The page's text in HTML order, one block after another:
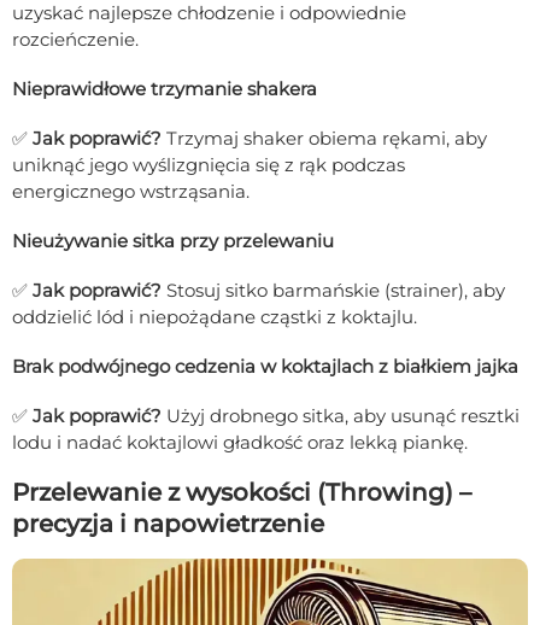
uzyskać najlepsze chłodzenie i odpowiednie
rozcieńczenie.
Nieprawidłowe trzymanie shakera
✅ Jak poprawić? Trzymaj shaker obiema rękami, aby
uniknąć jego wyślizgnięcia się z rąk podczas
energicznego wstrząsania.
Nieużywanie sitka przy przelewaniu
✅ Jak poprawić? Stosuj sitko barmańskie (strainer), aby
oddzielić lód i niepożądane cząstki z koktajlu.
Brak podwójnego cedzenia w koktajlach z białkiem jajka
✅ Jak poprawić? Użyj drobnego sitka, aby usunąć resztki
lodu i nadać koktajlowi gładkość oraz lekką piankę.
Przelewanie z wysokości (Throwing) –
precyzja i napowietrzenie